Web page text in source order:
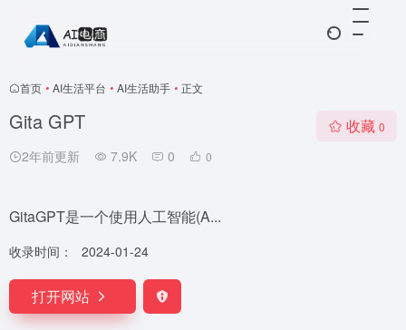
首页 • AI生活平台 • AI生活助手 • 正文
Gita GPT
2年前更新 7.9K 0 0
收藏 0
GitaGPT是一个使用人工智能(A...
收录时间： 2024-01-24
打开网站